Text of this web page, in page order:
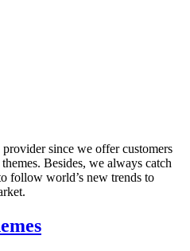
since we offer customers
Besides, we always catch
follow world’s new trends to